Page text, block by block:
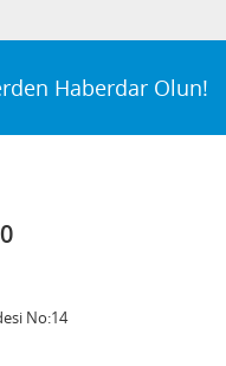
Haberdar Olun!
No:14